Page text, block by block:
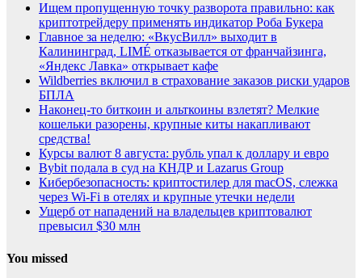
Ищем пропущенную точку разворота правильно: как
криптотрейдеру применять индикатор Роба Букера
Главное за неделю: «ВкусВилл» выходит в
Калининград, LIMÉ отказывается от франчайзинга,
«Яндекс Лавка» открывает кафе
Wildberries включил в страхование заказов риски ударов
БПЛА
Наконец-то биткоин и альткоины взлетят? Мелкие
кошельки разорены, крупные киты накапливают
средства!
Курсы валют 8 августа: рубль упал к доллару и евро
Bybit подала в суд на КНДР и Lazarus Group
Кибербезопасность: криптостилер для macOS, слежка
через Wi-Fi в отелях и крупные утечки недели
Ущерб от нападений на владельцев криптовалют
превысил $30 млн
You missed